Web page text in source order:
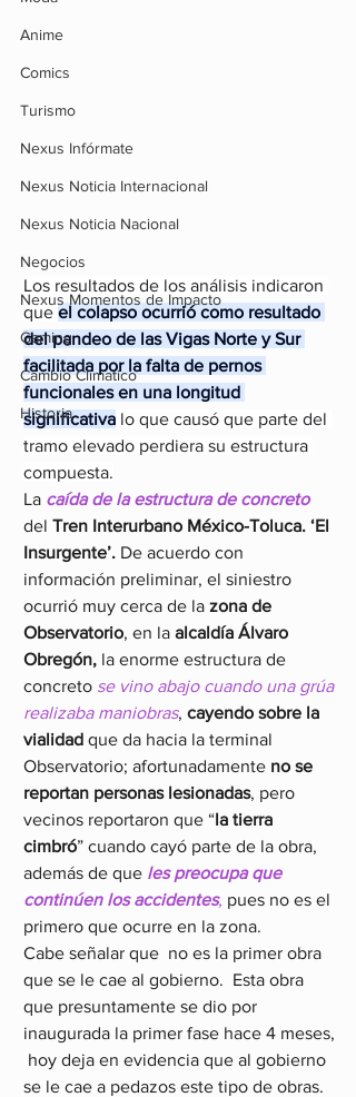
Anime
Comics
Turismo
Nexus Infórmate
Nexus Noticia Internacional
Nexus Noticia Nacional
Negocios
Nexus Momentos de Impacto
Gaming
Cambio Climatico
Historia
Los resultados de los análisis indicaron
que el colapso ocurrió como resultado
del pandeo de las Vigas Norte y Sur
facilitada por la falta de pernos
funcionales en una longitud
significativa lo que causó que parte del
tramo elevado perdiera su estructura
compuesta.
La caída de la estructura de concreto
del Tren Interurbano México-Toluca. ‘El
Insurgente’. De acuerdo con
información preliminar, el siniestro
ocurrió muy cerca de la zona de
Observatorio, en la alcaldía Álvaro
Obregón, la enorme estructura de
concreto se vino abajo cuando una grúa
realizaba maniobras, cayendo sobre la
vialidad que da hacia la terminal
Observatorio; afortunadamente no se
reportan personas lesionadas, pero
vecinos reportaron que “la tierra
cimbró” cuando cayó parte de la obra,
además de que les preocupa que
continúen los accidentes, pues no es el
primero que ocurre en la zona.
Cabe señalar que  no es la primer obra
que se le cae al gobierno.  Esta obra
que presuntamente se dio por
inaugurada la primer fase hace 4 meses,
hoy deja en evidencia que al gobierno
se le cae a pedazos este tipo de obras.